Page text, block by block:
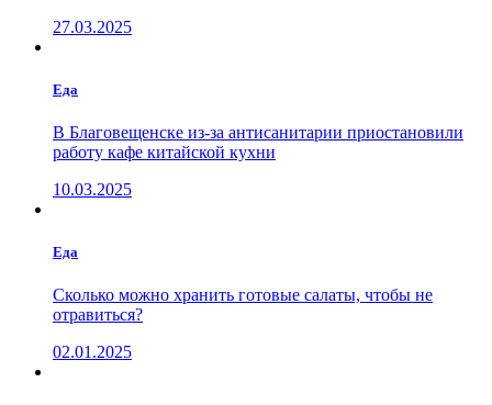
27.03.2025
Еда
В Благовещенске из-за антисанитарии приостановили
работу кафе китайской кухни
10.03.2025
Еда
Сколько можно хранить готовые салаты, чтобы не
отравиться?
02.01.2025